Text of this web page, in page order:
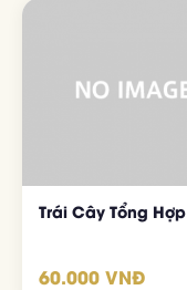
Trái Cây Tổng Hợp
60.000 VNĐ